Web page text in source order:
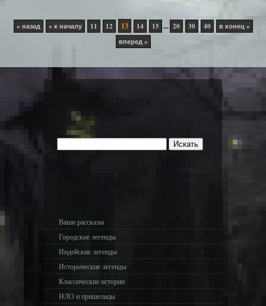
« назад « к началу 11 12 13 14 15 ... 20 30 40
в конец »
вперед »
Ваши рассказы
Городские легенды
Индейские легенды
Исторические легенды
Классические истории
НЛО и пришельцы